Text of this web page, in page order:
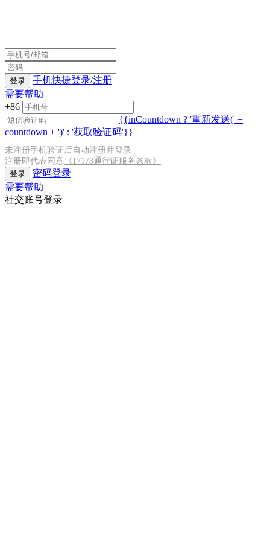
登录
手机快捷登录/注册
需要帮助
+86
{{inCountdown ? '重新发送(' +
countdown + ')' : '获取验证码'}}
未注册手机验证后自动注册并登录
注册即代表同意 《17173通行证服务条款》
登录
密码登录
需要帮助
社交账号登录